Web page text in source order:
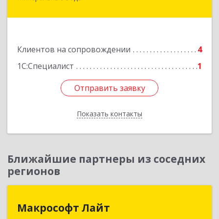
Клиентов на сопровождении
4
1С:Специалист
1
Отправить заявку
Показать контакты
Подробнее
Отправить заявку
Назад
Ближайшие партнеры из соседних
регионов
Макрософт Лайт